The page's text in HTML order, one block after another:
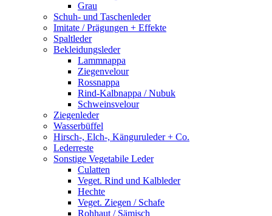
Grau
Schuh- und Taschenleder
Imitate / Prägungen + Effekte
Spaltleder
Bekleidungsleder
Lammnappa
Ziegenvelour
Rossnappa
Rind-Kalbnappa / Nubuk
Schweinsvelour
Ziegenleder
Wasserbüffel
Hirsch-, Elch-, Känguruleder + Co.
Lederreste
Sonstige Vegetabile Leder
Culatten
Veget. Rind und Kalbleder
Hechte
Veget. Ziegen / Schafe
Rohhaut / Sämisch